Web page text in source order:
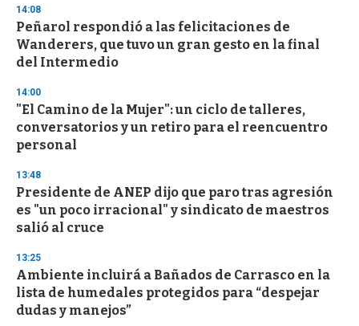
s
e
c
o
n
14:08
Peñarol respondió a las felicitaciones de
Wanderers, que tuvo un gran gesto en la final
del Intermedio
14:00
"El Camino de la Mujer": un ciclo de talleres,
conversatorios y un retiro para el reencuentro
personal
13:48
Presidente de ANEP dijo que paro tras agresión
es "un poco irracional" y sindicato de maestros
salió al cruce
13:25
Ambiente incluirá a Bañados de Carrasco en la
lista de humedales protegidos para “despejar
dudas y manejos”